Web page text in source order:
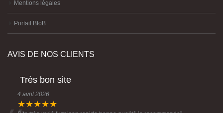
Mentions légales
Portail BtoB
AVIS DE NOS CLIENTS
Très bon site
4 avril 2026
★★★★★